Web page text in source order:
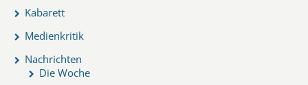
Kabarett
Medienkritik
Nachrichten
Die Woche